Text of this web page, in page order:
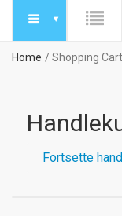
Home Shopping Cart
Fortsette